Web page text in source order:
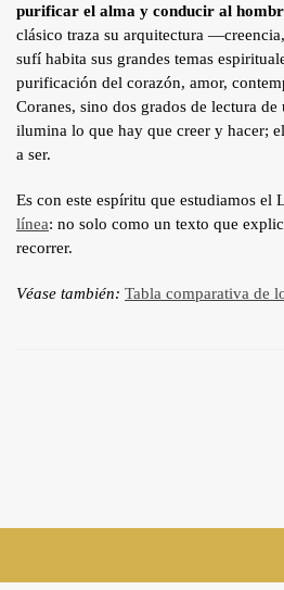
purificar el alma y conducir al
clásico traza su arquitectura
sufí habita sus grandes temas
purificación del corazón, amor,
Coranes, sino dos grados de lectura de
ilumina lo que hay que creer y hacer;
a ser.
Es con este espíritu que estudiamos el
línea: no solo como un texto que
recorrer.
Véase también: Tabla comparativa de